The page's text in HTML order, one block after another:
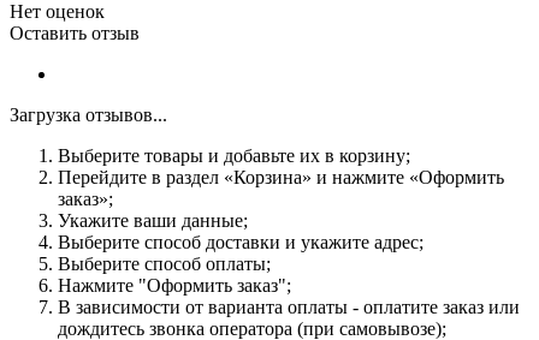
Нет оценок
Оставить отзыв
Загрузка отзывов...
Выберите товары и добавьте их в корзину;
Перейдите в раздел «Корзина» и нажмите «Оформить
заказ»;
Укажите ваши данные;
Выберите способ доставки и укажите адрес;
Выберите способ оплаты;
Нажмите "Оформить заказ";
В зависимости от варианта оплаты - оплатите заказ или
дождитесь звонка оператора (при самовывозе);